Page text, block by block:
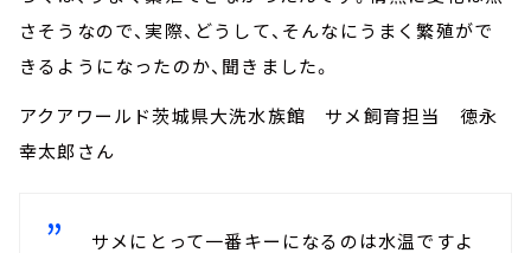
さそうなので、実際、どうして、そんなにうまく繁殖がで
きるようになったのか、聞きました。
アクアワールド茨城県大洗水族館 サメ飼育担当 徳永
幸太郎さん
サメにとって一番キーになるのは水温ですよ